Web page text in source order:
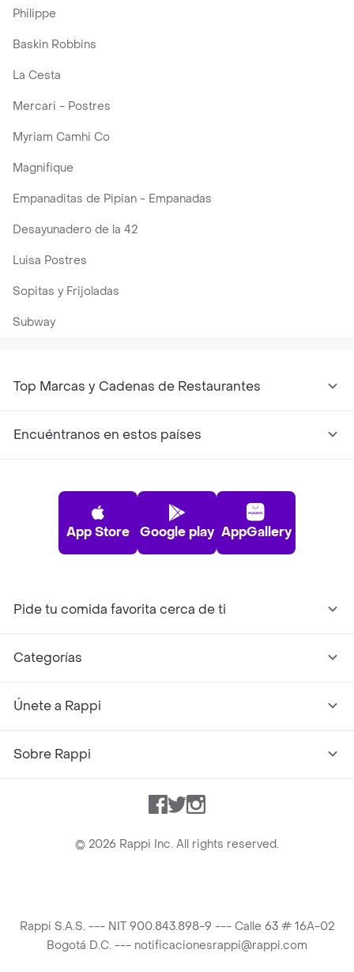
Philippe
Baskin Robbins
La Cesta
Mercari - Postres
Myriam Camhi Co
Magnifique
Empanaditas de Pipian - Empanadas
Desayunadero de la 42
Luisa Postres
Sopitas y Frijoladas
Subway
Top Marcas y Cadenas de Restaurantes
Encuéntranos en estos países
App Store Google play AppGallery
Pide tu comida favorita cerca de ti
Categorías
Únete a Rappi
Sobre Rappi
Facebook
TwitterInstagram
© 2026 Rappi Inc. All rights reserved.
Rappi S.A.S. --- NIT 900.843.898-9 --- Calle 63 # 16A-02
Bogotá D.C. --- notificacionesrappi@rappi.com